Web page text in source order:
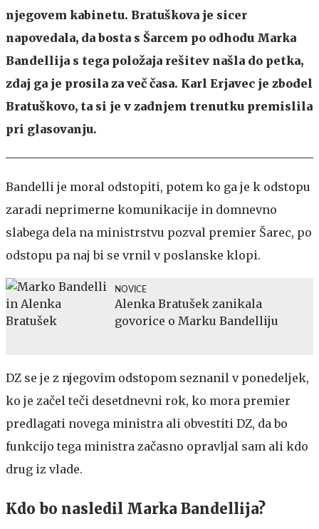
njegovem kabinetu. Bratuškova je sicer
napovedala, da bosta s Šarcem po odhodu Marka
Bandellija s tega položaja rešitev našla do petka,
zdaj ga je prosila za več časa. Karl Erjavec je zbodel
Bratuškovo, ta si je v zadnjem trenutku premislila
pri glasovanju.
Bandelli je moral odstopiti, potem ko ga je k odstopu
zaradi neprimerne komunikacije in domnevno
slabega dela na ministrstvu pozval premier Šarec, po
odstopu pa naj bi se vrnil v poslanske klopi.
NOVICE
Alenka Bratušek zanikala
govorice o Marku Bandelliju
DZ se je z njegovim odstopom seznanil v ponedeljek,
ko je začel teči desetdnevni rok, ko mora premier
predlagati novega ministra ali obvestiti DZ, da bo
funkcijo tega ministra začasno opravljal sam ali kdo
drug iz vlade.
Kdo bo nasledil Marka Bandellija?